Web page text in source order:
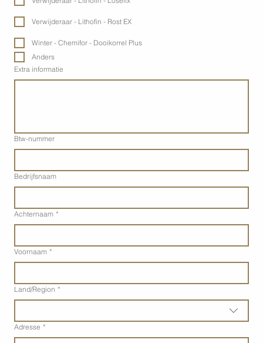
Verwijderaar - Lithofin - Rost EX
Winter - Chemifor - Dooikorrel Plus
Anders
Extra informatie
Btw-nummer
Bedrijfsnaam
Achternaam *
Voornaam *
Adres met meerdere regels
Land/Region *
Adresse *